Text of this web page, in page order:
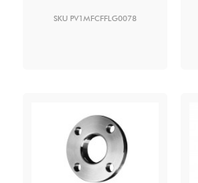
SKU PV1MFCFFLG0078